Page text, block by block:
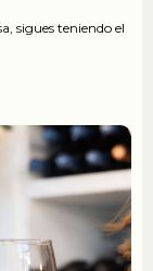
sigues teniendo el